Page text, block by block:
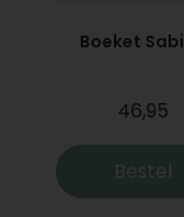
Boeket
46,95
Bestel